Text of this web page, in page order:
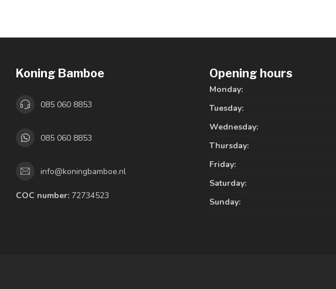
Koning Bamboe
085 060 8853
085 060 8853
info@koningbamboe.nl
COC number: 72734523
Opening hours
Monday:
Tuesday:
Wednesday:
Thursday:
Friday:
Saturday:
Sunday: